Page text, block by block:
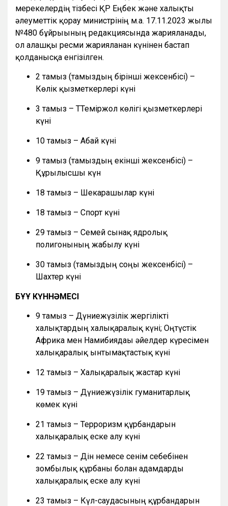
мерекелердің тізбесі ҚР Еңбек және халықты
әлеуметтік қорғау министрінің м.а. 17.11.2023 жылғы
№480 бұйрығының редакциясында жарияланады,
ол алғашқы ресми жарияланған күнінен бастап
қолданысқа енгізілген.
2 тамыз (тамыздың бірінші жексенбісі) –
Көлік қызметкерлері күні
3 тамыз – ТТеміржол көлігі қызметкерлері
күні
10 тамыз – Абай күні
9 тамыз (тамыздың екінші жексенбісі) –
Құрылысшы күн
18 тамыз – Шекарашылар күні
18 тамыз – Спорт күні
29 тамыз – Семей сынақ ядролық
полигонының жабылу күні
30 тамыз (тамыздың соңғы жексенбісі) –
Шахтер күні
БҰҰ КҮННӘМЕСІ
9 тамыз – Дүниежүзілік жергілікті
халықтардың халықаралық күні; Оңтүстік
Африка мен Намибиядағы әйелдер күресімен
халықаралық ынтымақтастық күні
12 тамыз – Халықаралық жастар күні
19 тамыз – Дүниежүзілік гуманитарлық
көмек күні
21 тамыз – Терроризм құрбандарын
халықаралық еске алу күні
22 тамыз – Дін немесе сенім себебінен
зомбылық құрбаны болған адамдарды
халықаралық еске алу күні
23 тамыз – Күл-саудасының құрбандарын